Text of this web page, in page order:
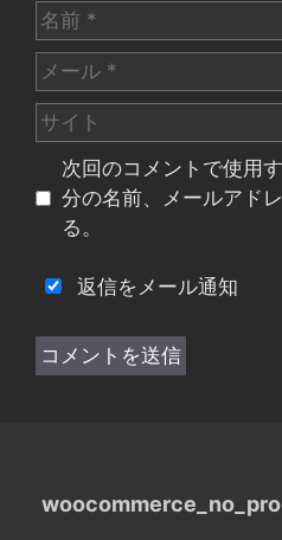
名
前
メ
ー
ル
サ
イ
次回のコメントで使用
分の名前、メールアド
る。
返信をメール通知